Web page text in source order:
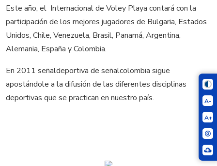
A-
A+
Este año, el Internacional de Voley Playa contará con la
participación de los mejores jugadores de Bulgaria, Estados
Unidos, Chile, Venezuela, Brasil, Panamá, Argentina,
Alemania, España y Colombia.
En 2011 señaldeportiva de señalcolombia sigue
apostándole a la difusión de las diferentes disciplinas
deportivas que se practican en nuestro país.